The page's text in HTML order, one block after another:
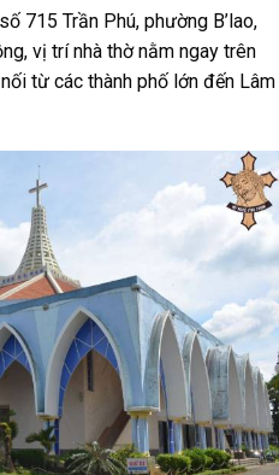
715 Trần Phú, phường B’lao,
vị trí nhà thờ nằm ngay trên
từ các thành phố lớn đến Lâm